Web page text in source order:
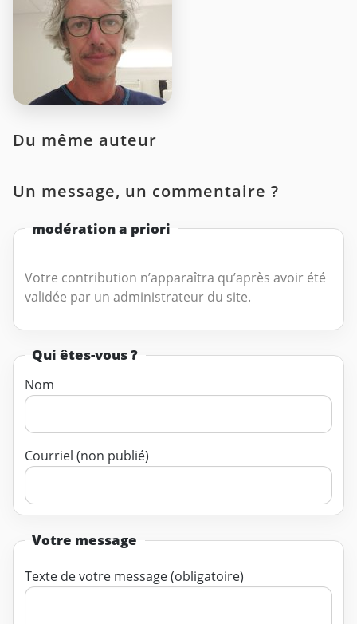
Du même auteur
Un message, un commentaire ?
modération a priori
Votre contribution n’apparaîtra qu’après avoir été
validée par un administrateur du site.
Qui êtes-vous ?
Nom
Courriel (non publié)
Votre message
Texte de votre message (obligatoire)